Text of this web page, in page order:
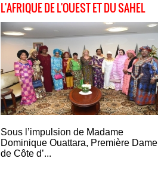
L'AFRIQUE DE L'OUEST ET DU SAHEL
Sous l’impulsion de Madame
Dominique Ouattara, Première Dame
de Côte d’...